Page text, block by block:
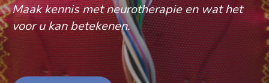
Maak kennis met neurotherapie en wat het
voor u kan betekenen.